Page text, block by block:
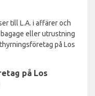
till L.A. i affärer och
eller utrustning
på Los
på Los